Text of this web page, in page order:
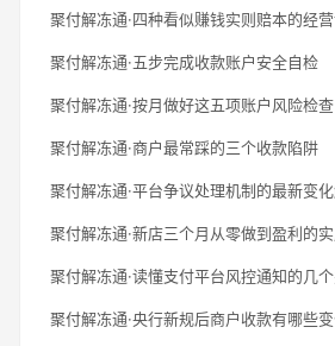
聚付解冻通·四种看似赚钱实则赔本的经
聚付解冻通·五步完成收款账户安全自检
聚付解冻通·按月做好这五项账户风险检查
聚付解冻通·商户最常踩的三个收款陷阱
聚付解冻通·平台争议处理机制的最新变
聚付解冻通·新店三个月从零做到盈利的
聚付解冻通·读懂支付平台风控通知的几
聚付解冻通·央行新规后商户收款有哪些